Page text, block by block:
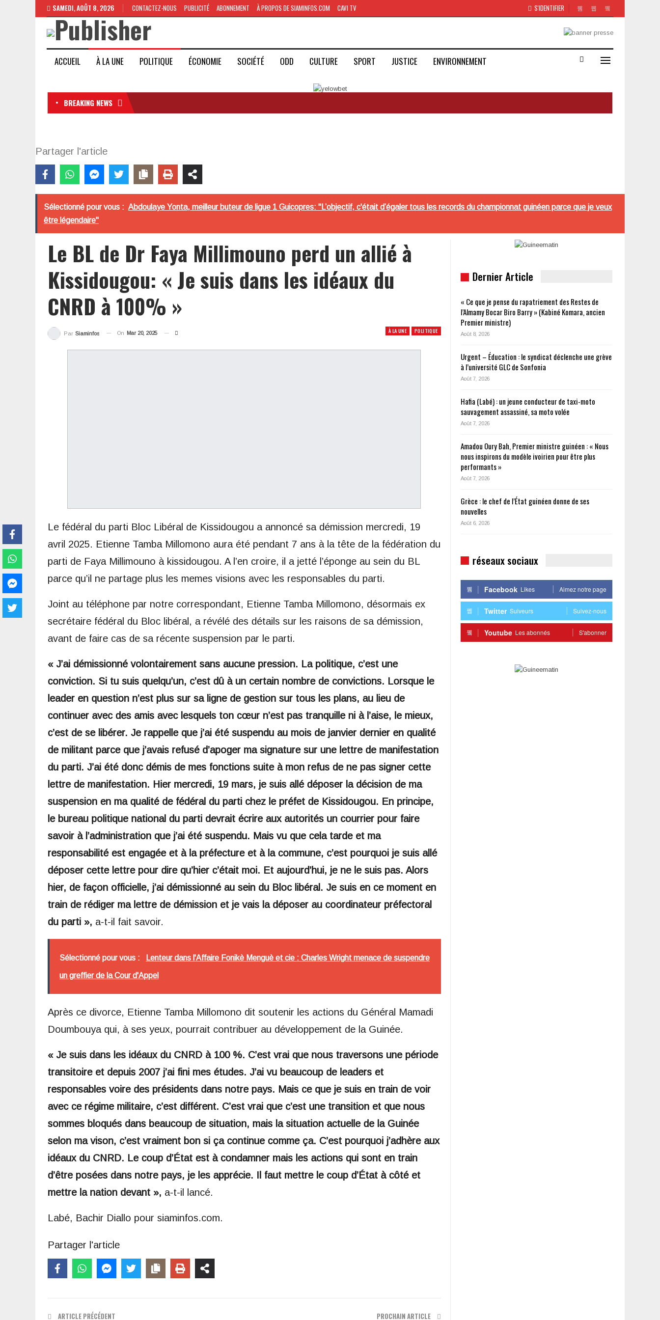
S'IDENTIFIER
SAMEDI, AOÛT 8, 2026 CONTACTEZ-NOUS PUBLICITÉ ABONNEMENT À PROPOS DE SIAMINFOS.COM CAVI TV
ACCUEIL À LA UNE POLITIQUE ÉCONOMIE SOCIÉTÉ ODD CULTURE SPORT JUSTICE ENVIRONNEMENT
BREAKING NEWS
Partager l'article
Sélectionné pour vous : Abdoulaye Yonta, meilleur buteur de ligue 1 Guicopres: "L’objectif, c'était d’égaler tous les records du championnat guinéen parce que je veux
être légendaire"
Le BL de Dr Faya Millimouno perd un allié à
Kissidougou: « Je suis dans les idéaux du
CNRD à 100% »
À LA UNE POLITIQUE
Par Siaminfos On Mar 20, 2025
Le fédéral du parti Bloc Libéral de Kissidougou a annoncé sa démission mercredi, 19
avril 2025. Etienne Tamba Millomono aura été pendant 7 ans à la tête de la fédération du
parti de Faya Millimouno à kissidougou. A l’en croire, il a jetté l’éponge au sein du BL
parce qu’il ne partage plus les memes visions avec les responsables du parti.
Joint au téléphone par notre correspondant, Etienne Tamba Millomono, désormais ex
secrétaire fédéral du Bloc libéral, a révélé des détails sur les raisons de sa démission,
avant de faire cas de sa récente suspension par le parti.
« J’ai démissionné volontairement sans aucune pression. La politique, c’est une
conviction. Si tu suis quelqu’un, c’est dû à un certain nombre de convictions. Lorsque le
leader en question n’est plus sur sa ligne de gestion sur tous les plans, au lieu de
continuer avec des amis avec lesquels ton cœur n’est pas tranquille ni à l’aise, le mieux,
c’est de se libérer. Je rappelle que j’ai été suspendu au mois de janvier dernier en qualité
de militant parce que j’avais refusé d’apoger ma signature sur une lettre de manifestation
du parti. J’ai été donc démis de mes fonctions suite à mon refus de ne pas signer cette
lettre de manifestation. Hier mercredi, 19 mars, je suis allé déposer la décision de ma
suspension en ma qualité de fédéral du parti chez le préfet de Kissidougou. En principe,
le bureau politique national du parti devrait écrire aux autorités un courrier pour faire
savoir à l’administration que j’ai été suspendu. Mais vu que cela tarde et ma
responsabilité est engagée et à la préfecture et à la commune, c’est pourquoi je suis allé
déposer cette lettre pour dire qu’hier c’était moi. Et aujourd’hui, je ne le suis pas. Alors
hier, de façon officielle, j’ai démissionné au sein du Bloc libéral. Je suis en ce moment en
train de rédiger ma lettre de démission et je vais la déposer au coordinateur préfectoral
du parti », a-t-il fait savoir.
Sélectionné pour vous : Lenteur dans l'Affaire Fonikè Menguè et cie : Charles Wright menace de suspendre
un greffier de la Cour d'Appel
Après ce divorce, Etienne Tamba Millomono dit soutenir les actions du Général Mamadi
Doumbouya qui, à ses yeux, pourrait contribuer au développement de la Guinée.
« Je suis dans les idéaux du CNRD à 100 %. C’est vrai que nous traversons une période
transitoire et depuis 2007 j’ai fini mes études. J’ai vu beaucoup de leaders et
responsables voire des présidents dans notre pays. Mais ce que je suis en train de voir
avec ce régime militaire, c’est différent. C’est vrai que c’est une transition et que nous
sommes bloqués dans beaucoup de situation, mais la situation actuelle de la Guinée
selon ma vison, c’est vraiment bon si ça continue comme ça. C’est pourquoi j’adhère aux
idéaux du CNRD. Le coup d’État est à condamner mais les actions qui sont en train
d’être posées dans notre pays, je les apprécie. Il faut mettre le coup d’État à côté et
mettre la nation devant », a-t-il lancé.
Labé, Bachir Diallo pour siaminfos.com.
Partager l'article
ARTICLE PRÉCÉDENT PROCHAIN ARTICLE
Dernier Article
« Ce que je pense du rapatriement des Restes de
l’Almamy Bocar Biro Barry » (Kabiné Komara, ancien
Premier ministre)
Août 8, 2026
Urgent – Éducation : le syndicat déclenche une grève
à l’université GLC de Sonfonia
Août 7, 2026
Hafia (Labé) : un jeune conducteur de taxi-moto
sauvagement assassiné, sa moto volée
Août 7, 2026
Amadou Oury Bah, Premier ministre guinéen : « Nous
nous inspirons du modèle ivoirien pour être plus
performants »
Août 7, 2026
Grèce : le chef de l’État guinéen donne de ses
nouvelles
Août 6, 2026
réseaux sociaux
Facebook Likes Aimez notre page
Twitter Suiveurs Suivez-nous
Youtube Les abonnés S'abonner